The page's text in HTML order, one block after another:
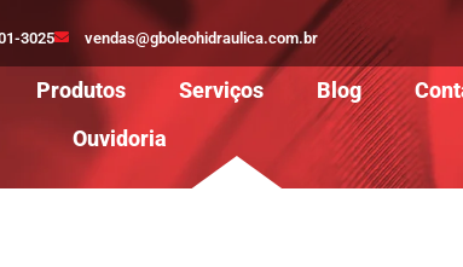
3025 vendas@gboleohidraulica.com.br
Produtos Serviços Blog
Ouvidoria